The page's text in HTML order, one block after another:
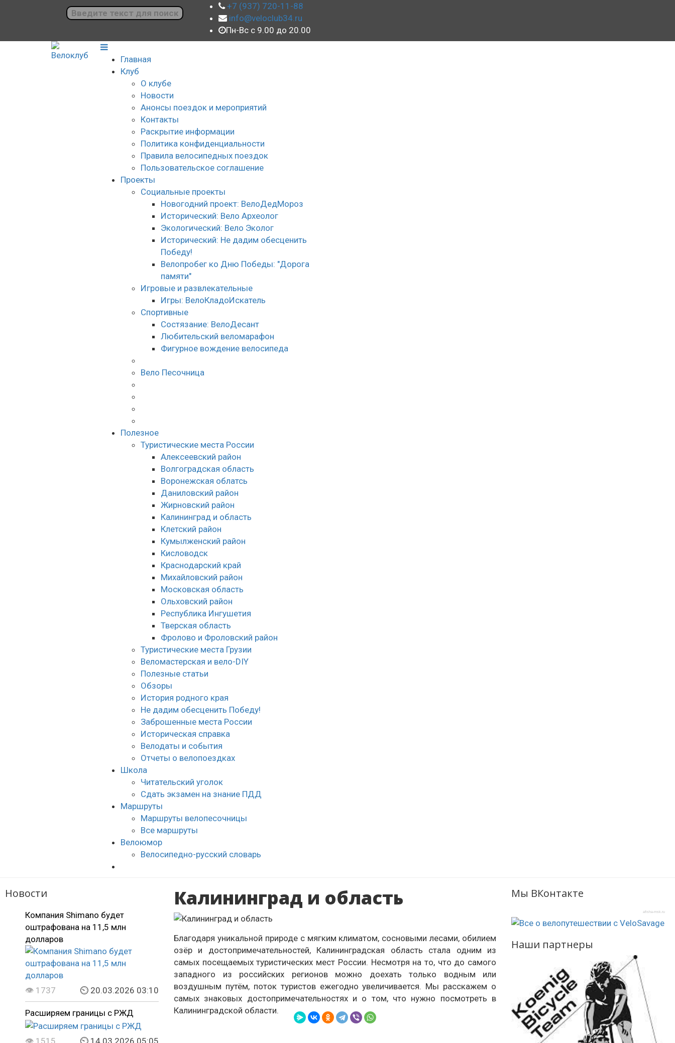
+7 (937) 720-11-88
info@veloclub34.ru
Пн-Вс с 9.00 до 20.00
Главная
Клуб
О клубе
Новости
Анонсы поездок и мероприятий
Контакты
Раскрытие информации
Политика конфиденциальности
Правила велосипедных поездок
Пользовательское соглашение
Проекты
Социальные проекты
Новогодний проект: ВелоДедМороз
Исторический: Вело Археолог
Экологический: Вело Эколог
Исторический: Не дадим обесценить
Победу!
Велопробег ко Дню Победы: "Дорога
памяти"
Игровые и развлекательные
Игры: ВелоКладоИскатель
Спортивные
Состязание: ВелоДесант
Любительский веломарафон
Фигурное вождение велосипеда
Вело Песочница
Полезное
Туристические места России
Алексеевский район
Волгоградская облаcть
Воронежская облатсь
Даниловский район
Жирновский район
Калининград и область
Клетский район
Кумылженский район
Кисловодск
Краснодарский край
Михайловский район
Московская область
Ольховский район
Республика Ингушетия
Тверская область
Фролово и Фроловский район
Туристические места Грузии
Веломастерская и вело-DIY
Полезные статьи
Обзоры
История родного края
Не дадим обесценить Победу!
Заброшенные места России
Историческая справка
Велодаты и события
Отчеты о велопоездках
Школа
Читательский уголок
Сдать экзамен на знание ПДД
Маршруты
Маршруты велопесочницы
Все маршруты
Велоюмор
Велосипедно-русский словарь
Новости
Компания Shimano будет
оштрафована на 11,5 млн
долларов
👁 1737 ⏲ 20.03.2026 03:10
Расширяем границы с РЖД
👁 1515 ⏲ 14.03.2026 05:05
Калининград и область
Благодаря уникальной природе с мягким климатом, сосновыми лесами, обилием
озёр и достопримечательностей, Калининградская область стала одним из
самых посещаемых туристических мест России. Несмотря на то, что до самого
западного из российских регионов можно доехать только водным или
воздушным путём, поток туристов ежегодно увеличивается. Мы расскажем о
самых знаковых достопримечательностях и о том, что нужно посмотреть в
Калининградской области.
Мы ВКонтакте
afisha-msk.ru
Наши партнеры